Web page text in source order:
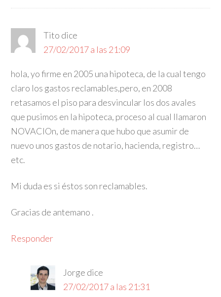
Tito dice
27/02/2017 a las 21:09
hola, yo firme en 2005 una hipoteca, de la cual tengo
claro los gastos reclamables,pero, en 2008
retasamos el piso para desvincular los dos avales
que pusimos en la hipoteca, proceso al cual llamaron
NOVACIOn, de manera que hubo que asumir de
nuevo unos gastos de notario, hacienda, registro…
etc.
Mi duda es si éstos son reclamables.
Gracias de antemano .
Responder
Jorge dice
27/02/2017 a las 21:31